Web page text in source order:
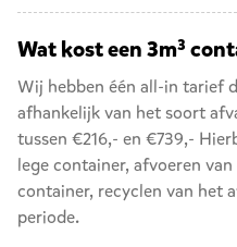
Wat kost een 3m³
Wij hebben één all-in tarief
afhankelijk van het soort
tussen €216,- en €739,-
lege container, afvoeren
container, recyclen van het
periode.